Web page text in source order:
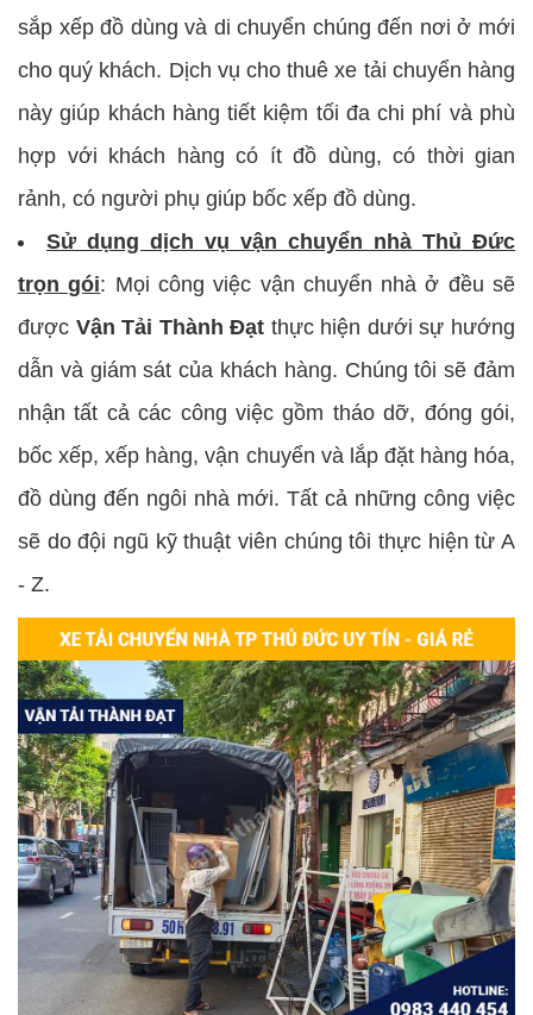
sắp xếp đồ dùng và di chuyển chúng đến nơi ở mới
cho quý khách. Dịch vụ cho thuê xe tải chuyển hàng
này giúp khách hàng tiết kiệm tối đa chi phí và phù
hợp với khách hàng có ít đồ dùng, có thời gian
rảnh, có người phụ giúp bốc xếp đồ dùng.
Sử dụng dịch vụ vận chuyển nhà Thủ Đức
trọn gói: Mọi công việc vận chuyển nhà ở đều sẽ
được Vận Tải Thành Đạt thực hiện dưới sự hướng
dẫn và giám sát của khách hàng. Chúng tôi sẽ đảm
nhận tất cả các công việc gồm tháo dỡ, đóng gói,
bốc xếp, xếp hàng, vận chuyển và lắp đặt hàng hóa,
đồ dùng đến ngôi nhà mới. Tất cả những công việc
sẽ do đội ngũ kỹ thuật viên chúng tôi thực hiện từ A
- Z.